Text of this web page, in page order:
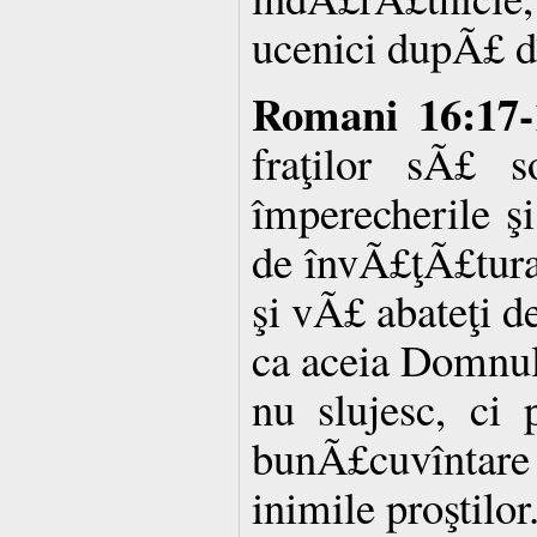
ucenici dupÃ£
Romani
fraţilor sÃ£
împerecherile
de
şi vÃ£ abateţi
ca aceia
nu slujesc, ci
inimile